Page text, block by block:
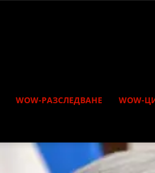
WOW-РАЗСЛЕДВАНЕ WOW-